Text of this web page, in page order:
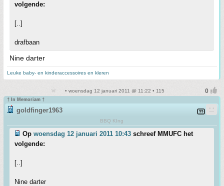
volgende:
[..]
drafbaan
Nine darter
Leuke baby- en kinderaccessoires en kleren
• woensdag 12 januari 2011 @ 11:22 • 115
† In Memoriam †
goldfinger1963
BBQ KIng
Op woensdag 12 januari 2011 10:43 schreef MMUFC het
volgende:
[..]
Nine darter